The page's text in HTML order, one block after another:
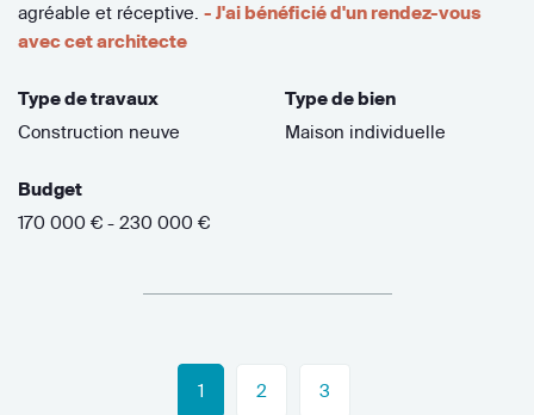
agréable et réceptive. - J'ai bénéficié d'un rendez-vous
avec cet architecte
Type de travaux
Construction neuve
Type de bien
Maison individuelle
Budget
170 000 € - 230 000 €
1 2 3